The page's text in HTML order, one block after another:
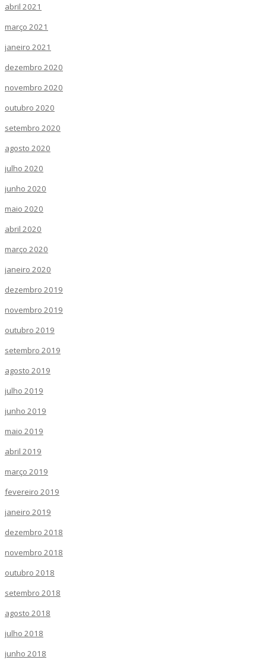
abril 2021
março 2021
janeiro 2021
dezembro 2020
novembro 2020
outubro 2020
setembro 2020
agosto 2020
julho 2020
junho 2020
maio 2020
abril 2020
março 2020
janeiro 2020
dezembro 2019
novembro 2019
outubro 2019
setembro 2019
agosto 2019
julho 2019
junho 2019
maio 2019
abril 2019
março 2019
fevereiro 2019
janeiro 2019
dezembro 2018
novembro 2018
outubro 2018
setembro 2018
agosto 2018
julho 2018
junho 2018